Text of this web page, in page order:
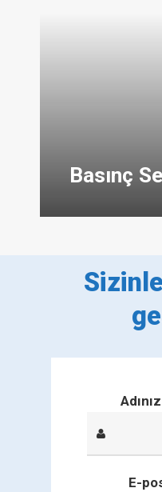
Basınç
E-